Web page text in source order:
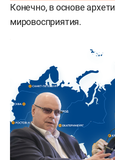
Конечно, в основе
мировосприятия.